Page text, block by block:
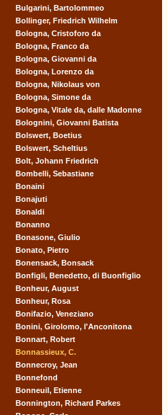
Bulgarini, Bartolommeo
Bollinger, Friedrich Wilhelm
Bologna, Cristoforo da
Bologna, Franco da
Bologna, Giovanni da
Bologna, Lorenzo da
Bologna, Nikolaus von
Bologna, Simone da
Bologna, Vitale da, dalle Madonne
Bolognini, Giovanni Batista
Bolswert, Boetius
Bolswert, Scheltius
Bolt, Johann Friedrich
Bombelli, Sebastiane
Bonaini
Bonajuti
Bonaldi
Bonanno
Bonasone, Giulio
Bonato, Pietro
Bonensack, Bonsack
Bonfigli, Benedetto, di Buonfiglio
Bonheur, August
Bonheur, Rosa
Bonifazio, Veneziano
Bonini, Girolomo, l'Anconitona
Bonnart, Robert
Bonnassieux, C.
Bonnecroy, Jean
Bonnefond
Bonneuil, Etienne
Bonnington, Richard Parkes